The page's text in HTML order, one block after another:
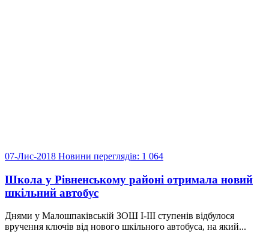
07-Лис-2018 Новини переглядів: 1 064
Школа у Рівненському районі отримала новий
шкільний автобус
Днями у Малошпаківській ЗОШ І-ІІІ ступенів відбулося
вручення ключів від нового шкільного автобуса, на який...